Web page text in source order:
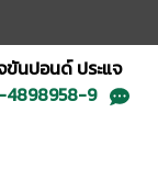
ขันปอนด์ ประแจ
4898958-9